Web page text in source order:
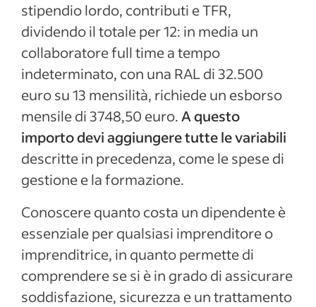
stipendio lordo, contributi e TFR,
dividendo il totale per 12: in media un
collaboratore full time a tempo
indeterminato, con una RAL di 32.500
euro su 13 mensilità, richiede un esborso
mensile di 3748,50 euro.A questo
importo devi aggiungere tutte le variabili
descritte in precedenza, come le spese di
gestione e la formazione.
Conoscere quanto costa un dipendente è
essenziale per qualsiasi imprenditore o
imprenditrice, in quanto permette di
comprendere se si è in grado di assicurare
soddisfazione, sicurezza e un trattamento